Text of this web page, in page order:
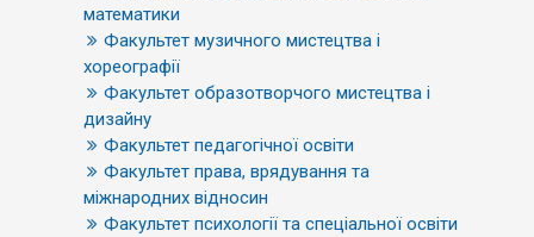
математики
Факультет музичного мистецтва і
хореографії
Факультет образотворчого мистецтва і
дизайну
Факультет педагогічної освіти
Факультет права, врядування та
міжнародних відносин
Факультет психології та спеціальної освіти